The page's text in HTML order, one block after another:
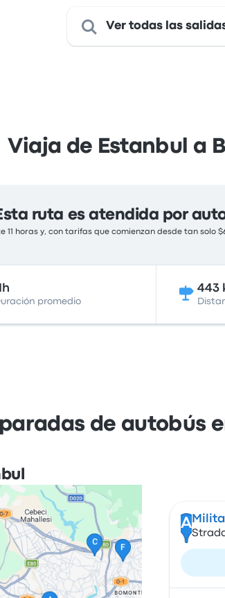
Ver todas las
Viaja de Estanbul a
ruta es atendida por
11 horas y, con tarifas que comienzan desde tan solo
promedio
443
de autobús
A